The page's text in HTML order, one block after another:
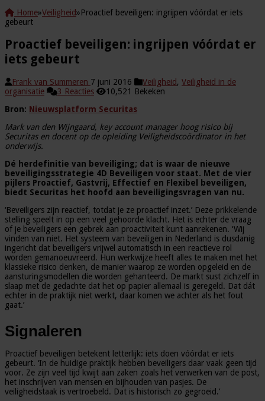
Home»Veiligheid»Proactief beveiligen: ingrijpen vóórdat er iets
gebeurt
Proactief beveiligen: ingrijpen vóórdat er
iets gebeurt
Frank van Summeren 7 juni 2016 Veiligheid, Veiligheid in de
organisatie
3 Reacties
10,521 Bekeken
Bron: Nieuwsplatform Securitas
Mark van den Wijngaard, key account manager hoog risico bij
Securitas en docent op de opleiding Veiligheidscoördinator in het
onderwijs.
Dé herdefinitie van beveiliging; dat is waar de nieuwe
beveiligingsstrategie 4D Beveiligen voor staat. Met de vier
pijlers Proactief, Gastvrij, Effectief en Flexibel beveiligen,
biedt Securitas het hoofd aan beveiligingsvragen van nu.
‘Beveiligers zijn reactief, totdat je ze proactief inzet.’ Deze prikkelende
stelling speelt in op een veel gehoorde klacht. Het is echter de vraag
of je beveiligers een gebrek aan proactiviteit kunt aanrekenen. ‘Wij
vinden van niet. Het systeem van beveiligen in Nederland is dusdanig
ingericht dat beveiligers vrijwel automatisch in een reactieve rol
worden gemanoeuvreerd. Hun werkwijze heeft alles te maken met het
klassieke risico denken, de manier waarop ze worden opgeleid en de
aansturingsmodellen die worden gehanteerd. De markt sust zichzelf in
slaap met de gedachte dat het op papier allemaal is geregeld. Dat dát
echter in de praktijk niet werkt, daar komen we achter als het fout
gaat.’
Signaleren
Proactief beveiligen betekent letterlijk: iets doen vóórdat er iets
gebeurt. ‘In de huidige praktijk hebben beveiligers daar vaak geen tijd
voor. Ze zijn veel tijd kwijt aan zaken zoals het verwerken van de post,
het inschrijven van mensen en bijhouden van pasjes. De
veiligheidstaak is vertroebeld. Dat is historisch zo gegroeid.’